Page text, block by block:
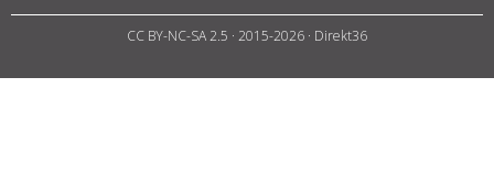
1%
CC BY-NC-SA 2.5 · 2015-2026 · Direkt36